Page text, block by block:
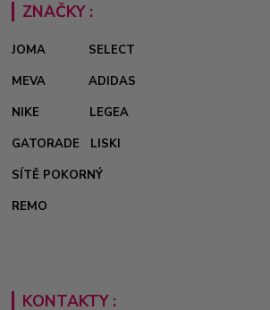
ZNAČKY :
JOMA
SELECT
MEVA
ADIDAS
NIKE
LEGEA
GATORADE
LISKI
SÍTĚ POKORNÝ
REMO
KONTAKTY :